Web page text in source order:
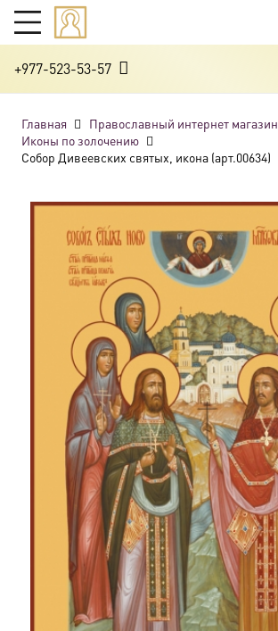
+977-523-53-57
Главная
Православный интернет магазин
Иконы по золочению
Собор Дивеевских святых, икона (арт.00634)